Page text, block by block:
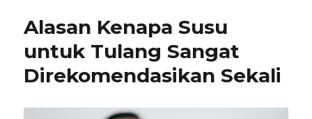
Alasan Kenapa Susu
untuk Tulang Sangat
Direkomendasikan Sekali